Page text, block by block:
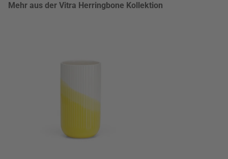
Mehr aus der Vitra Herringbone Kollektion